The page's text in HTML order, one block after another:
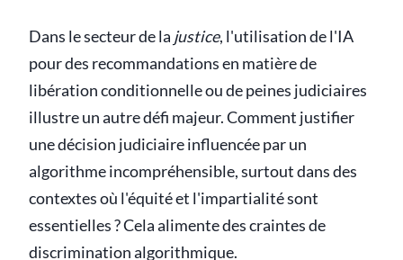
Dans le secteur de la justice, l'utilisation de l'IA
pour des recommandations en matière de
libération conditionnelle ou de peines judiciaires
illustre un autre défi majeur. Comment justifier
une décision judiciaire influencée par un
algorithme incompréhensible, surtout dans des
contextes où l'équité et l'impartialité sont
essentielles ? Cela alimente des craintes de
discrimination algorithmique.